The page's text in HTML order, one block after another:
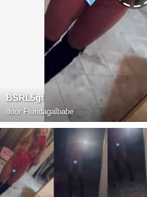
BSRL5gf
door Floridagalbabe